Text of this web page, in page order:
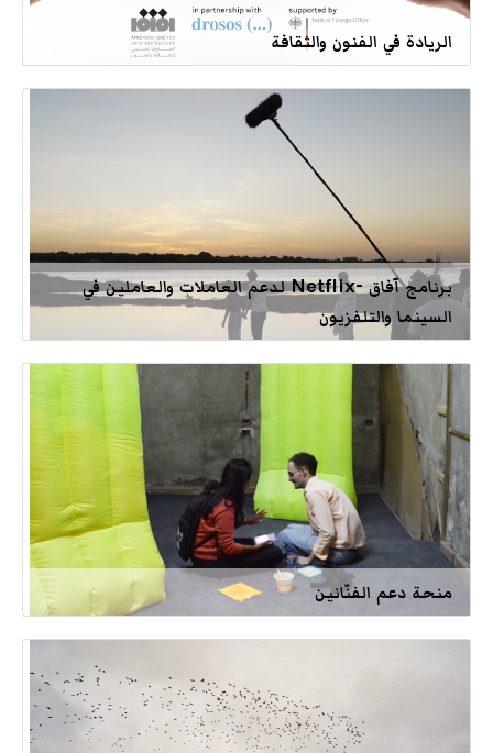
الريادة في الفنون والثقافة
برنامج آفاق -Netflix لدعم العاملات والعاملين في
السينما والتلفزيون
منحة دعم الفنّانين